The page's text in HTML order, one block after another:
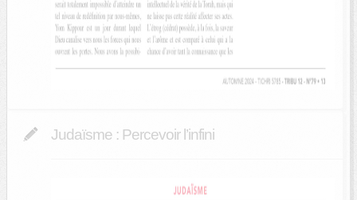
Judaïsme : Percevoir l’infini